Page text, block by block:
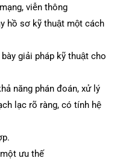
viễn thông
hồ sơ kỹ thuật một cách
giải pháp kỹ thuật cho
năng phán đoán, xử lý
lạc rõ ràng, có tính hệ
ưu thế